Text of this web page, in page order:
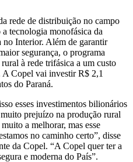
rede de distribuição no campo
tecnologia monofásica da
no Interior. Além de garantir
segurança, o programa
à rede trifásica a um custo
Copel vai investir R$ 2,1
do Paraná.
esses investimentos bilionários
prejuízo na produção rural
a melhorar, mas esse
no caminho certo”, disse
da Copel. “A Copel quer ter a
e moderna do País”.